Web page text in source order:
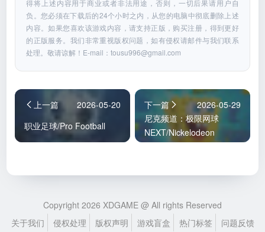
得将上述内容用于商业或者非法用途，否则，一切后果请用户自
负。您必须在下载后的24个小时之内，从您的电脑中彻底删除上述
内容。如果您喜欢该游戏内容，请支持正版，购买注册，得到更好
的正版服务。我们非常重视版权问题，如有侵权请邮件与我们联系
处理。敬请谅解！E-mail：tousu996@gmail.com
上一篇
2026-05-20
职业足球/Pro Football
下一篇
2026-05-29
尼克频道：极限网球
NEXT/Nickelodeon
Extreme Tennis: Next!
Copyright 2026 XDGAME @ All rights Reserved
关于我们
侵权处理 版权声明 游戏盲盒 热门标签 问题反馈